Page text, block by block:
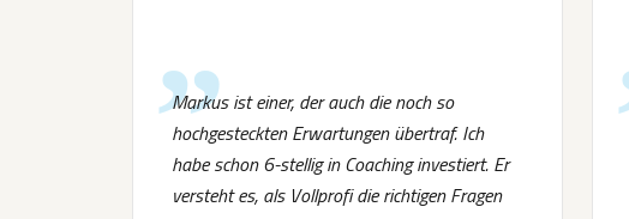
Markus ist einer, der auch die noch so
hochgesteckten Erwartungen übertraf. Ich
habe schon 6-stellig in Coaching investiert. Er
versteht es, als Vollprofi die richtigen Fragen